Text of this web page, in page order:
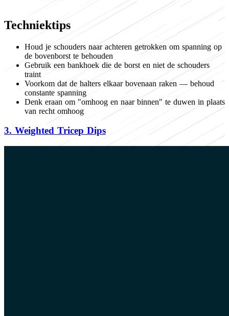
Techniektips
Houd je schouders naar achteren getrokken om spanning op
de bovenborst te behouden
Gebruik een bankhoek die de borst en niet de schouders
traint
Voorkom dat de halters elkaar bovenaan raken — behoud
constante spanning
Denk eraan om "omhoog en naar binnen" te duwen in plaats
van recht omhoog
3. Weighted Tricep Dips